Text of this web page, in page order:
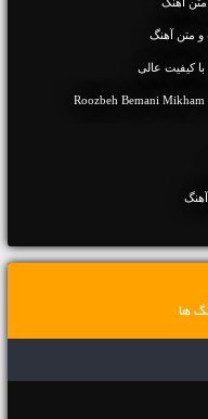
کیفیت عالی
دانلود آهنگ روزبه بمانی میخوام ببخشم خودمو • Roozbeh Bemani Mikham
ها